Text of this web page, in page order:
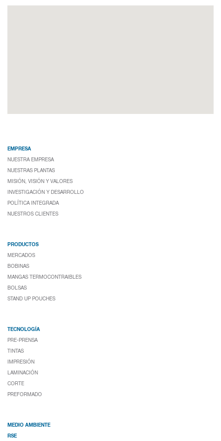
EMPRESA
NUESTRA EMPRESA
NUESTRAS PLANTAS
MISIÓN, VISIÓN Y VALORES
INVESTIGACIÓN Y DESARROLLO
POLÍTICA INTEGRADA
NUESTROS CLIENTES
PRODUCTOS
MERCADOS
BOBINAS
MANGAS TERMOCONTRAIBLES
BOLSAS
STAND UP POUCHES
TECNOLOGÍA
PRE-PRENSA
TINTAS
IMPRESIÓN
LAMINACIÓN
CORTE
PREFORMADO
MEDIO AMBIENTE
RSE